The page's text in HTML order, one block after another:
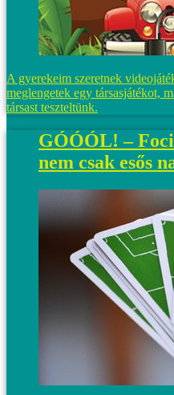
A gyerekeim szeretnek
meglengetek egy társasjátékot,
társast teszteltünk.
GÓÓÓL! –
nem csak esős